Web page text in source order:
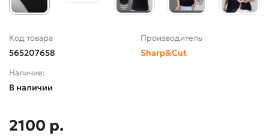
Код товара
565207658
Производитель
Sharp&Cut
Наличие:
В наличии
2100 р.